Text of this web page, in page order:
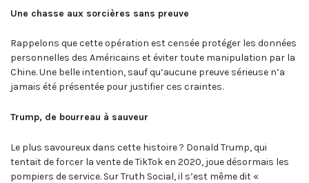
Une chasse aux sorcières sans preuve
Rappelons que cette opération est censée protéger les données
personnelles des Américains et éviter toute manipulation par la
Chine. Une belle intention, sauf qu’aucune preuve sérieuse n’a
jamais été présentée pour justifier ces craintes.
Trump, de bourreau à sauveur
Le plus savoureux dans cette histoire ? Donald Trump, qui
tentait de forcer la vente de TikTok en 2020, joue désormais les
pompiers de service. Sur Truth Social, il s’est même dit «